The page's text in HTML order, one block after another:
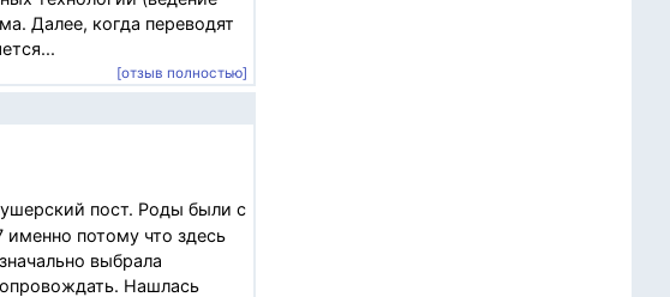
Далее, когда переводят
[отзыв полностью]
пост. Роды были с
именно потому что здесь
выбрала
Нашлась